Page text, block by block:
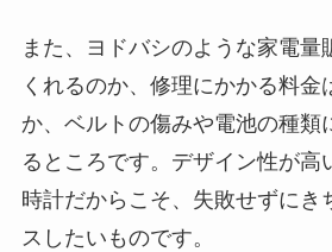
また、ヨドバシのような家電量
くれるのか、修理にかかる料金
か、ベルトの傷みや電池の種類
るところです。デザイン性が高
時計だからこそ、失敗せずにき
スしたいものです。